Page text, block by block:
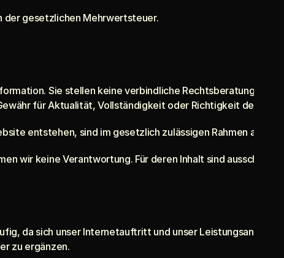
der gesetzlichen Mehrwertsteuer.
Sie stellen keine verbindliche Rechtsberatung dar.
für Aktualität, Vollständigkeit oder Richtigkeit der
entstehen, sind im gesetzlich zulässigen Rahmen
wir keine Verantwortung. Für deren Inhalt sind
da sich unser Internetauftritt und unser Leistungsangebot
zu ergänzen.